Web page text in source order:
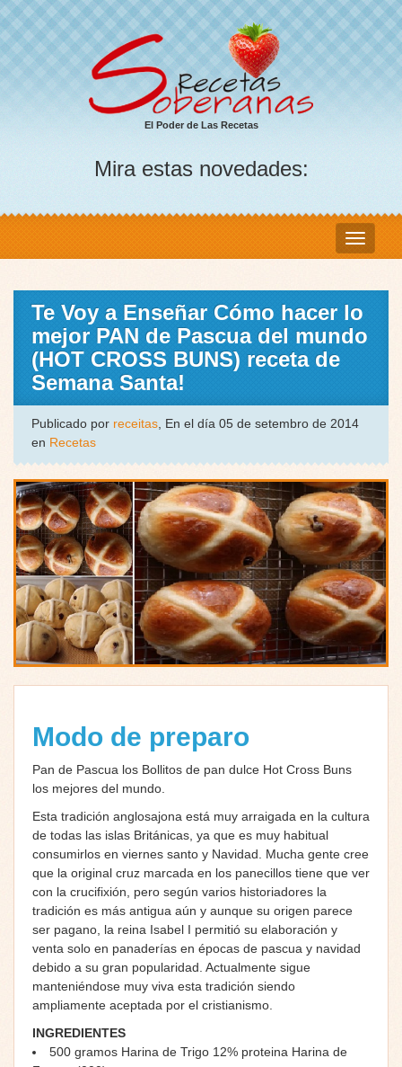
El Poder de Las Recetas
Mira estas novedades:
Te Voy a Enseñar Cómo hacer lo
mejor PAN de Pascua del mundo
(HOT CROSS BUNS) receta de
Semana Santa!
Publicado por receitas, En el día 05 de setembro de 2014
en Recetas
Modo de preparo
Pan de Pascua los Bollitos de pan dulce Hot Cross Buns
los mejores del mundo.
Esta tradición anglosajona está muy arraigada en la cultura
de todas las islas Británicas, ya que es muy habitual
consumirlos en viernes santo y Navidad. Mucha gente cree
que la original cruz marcada en los panecillos tiene que ver
con la crucifixión, pero según varios historiadores la
tradición es más antigua aún y aunque su origen parece
ser pagano, la reina Isabel I permitió su elaboración y
venta solo en panaderías en épocas de pascua y navidad
debido a su gran popularidad. Actualmente sigue
manteniéndose muy viva esta tradición siendo
ampliamente aceptada por el cristianismo.
INGREDIENTES
500 gramos Harina de Trigo 12% proteina Harina de